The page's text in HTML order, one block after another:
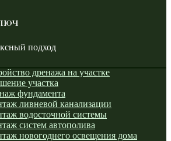
подход
дренажа на участке
участка
фундамента
ливневой канализации
водосточной системы
систем автополива
новогоднего освещения дома